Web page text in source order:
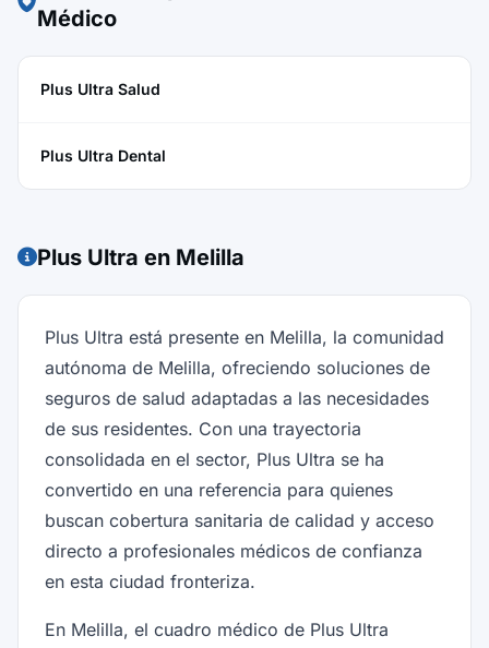
Médico
Plus Ultra Salud
Plus Ultra Dental
Plus Ultra en Melilla
Plus Ultra está presente en Melilla, la comunidad
autónoma de Melilla, ofreciendo soluciones de
seguros de salud adaptadas a las necesidades
de sus residentes. Con una trayectoria
consolidada en el sector, Plus Ultra se ha
convertido en una referencia para quienes
buscan cobertura sanitaria de calidad y acceso
directo a profesionales médicos de confianza
en esta ciudad fronteriza.
En Melilla, el cuadro médico de Plus Ultra